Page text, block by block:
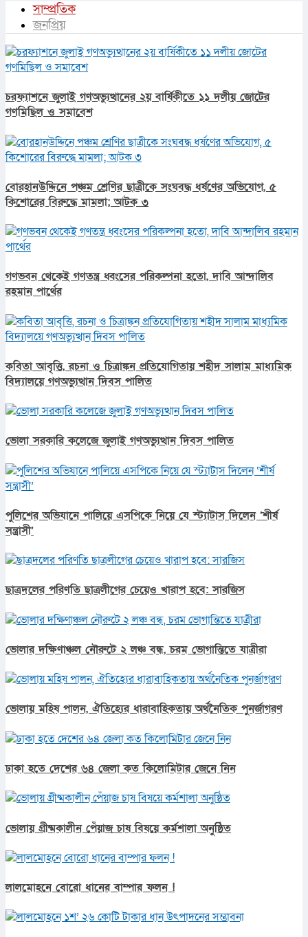
সাম্প্রতিক
জনপ্রিয়
চরফ্যাশনে জুলাই গণঅভ্যুত্থানের ২য় বার্ষিকীতে ১১ দলীয় জোটের
গণমিছিল ও সমাবেশ
বোরহানউদ্দিনে পঞ্চম শ্রেণির ছাত্রীকে সংঘবদ্ধ ধর্ষণের অভিযোগ, ৫
কিশোরের বিরুদ্ধে মামলা; আটক ৩
গণভবন থেকেই গণতন্ত্র ধ্বংসের পরিকল্পনা হতো, দাবি আন্দালিব
রহমান পার্থের
কবিতা আবৃত্তি, রচনা ও চিত্রাঙ্কন প্রতিযোগিতায় শহীদ সালাম মাধ্যমিক
বিদ্যালয়ে গণঅভ্যুত্থান দিবস পালিত
ভোলা সরকারি কলেজে জুলাই গণঅভ্যুত্থান দিবস পালিত
পুলিশের অভিযানে পালিয়ে এসপিকে নিয়ে যে স্ট্যাটাস দিলেন ‘শীর্ষ
সন্ত্রাসী’
ছাত্রদলের পরিণতি ছাত্রলীগের চেয়েও খারাপ হবে: সারজিস
ভোলার দক্ষিণাঞ্চল নৌরুটে ২ লঞ্চ বন্ধ, চরম ভোগান্তিতে যাত্রীরা
ভোলায় মহিষ পালন, ঐতিহ্যের ধারাবাহিকতায় অর্থনৈতিক পুনর্জাগরণ
ঢাকা হতে দেশের ৬৪ জেলা কত কিলোমিটার জেনে নিন
ভোলায় গ্রীষ্মকালীন পেঁয়াজ চাষ বিষয়ে কর্মশালা অনুষ্ঠিত
লালমোহনে বোরো ধানের বাম্পার ফলন !